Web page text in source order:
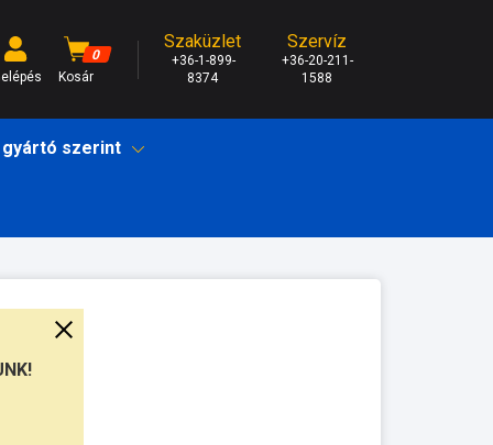
0
Kosár
Szaküzlet
+36-1-899-
8374
Szervíz
+36-20-211-
1588
szerint